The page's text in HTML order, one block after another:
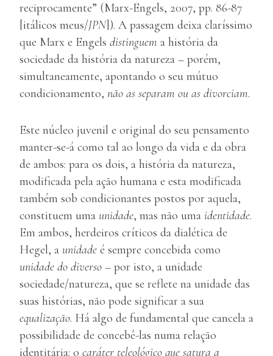
reciprocamente” (Marx-Engels, 2007, pp. 86-87
[itálicos meus/JPN]). A passagem deixa claríssimo
que Marx e Engels distinguem a história da
sociedade da história da natureza – porém,
simultaneamente, apontando o seu mútuo
condicionamento, não as separam ou as divorciam.
Este núcleo juvenil e original do seu pensamento
manter-se-á como tal ao longo da vida e da obra
de ambos: para os dois, a história da natureza,
modificada pela ação humana e esta modificada
também sob condicionantes postos por aquela,
constituem uma unidade, mas não uma identidade.
Em ambos, herdeiros críticos da dialética de
Hegel, a unidade é sempre concebida como
unidade do diverso – por isto, a unidade
sociedade/natureza, que se reflete na unidade das
suas histórias, não pode significar a sua
equalização. Há algo de fundamental que cancela a
possibilidade de concebê-las numa relação
identitária: o caráter teleológico que satura a